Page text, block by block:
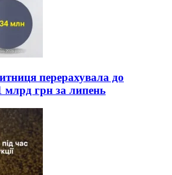
перерахувала до
грн за липень